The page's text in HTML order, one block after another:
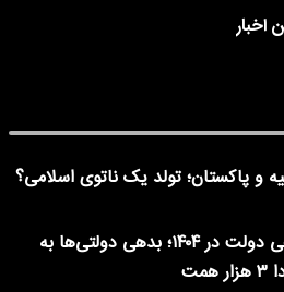
اخبار
و پاکستان؛ تولد یک ناتوی اسلامی؟
رکوردزنی بدهی دولت در ۱۴۰۴؛ بدهی دولتی‌ها به